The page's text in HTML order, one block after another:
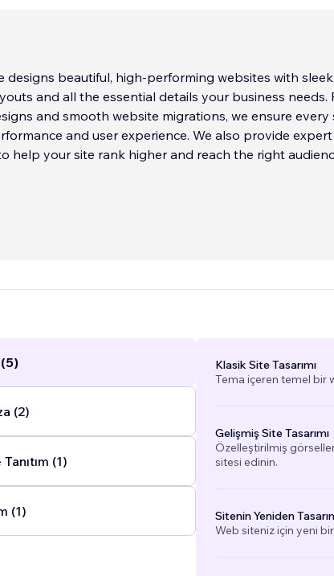
designs beautiful, high-performing websites with sleek,
and all the essential details your business needs.
and smooth website migrations, we ensure every
and user experience. We also provide expert
help your site rank higher and reach the right
(2)
(1)
(1)
Klasik Site Tasarımı
Tema içeren temel bir
Gelişmiş Site Tasarımı
Özelleştirilmiş
sitesi edinin.
Sitenin Yeniden
Web siteniz için yeni